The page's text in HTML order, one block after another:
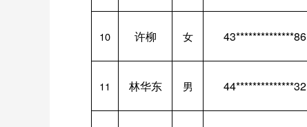
10 许柳 女 43**************86
11 林华东 男 44**************32